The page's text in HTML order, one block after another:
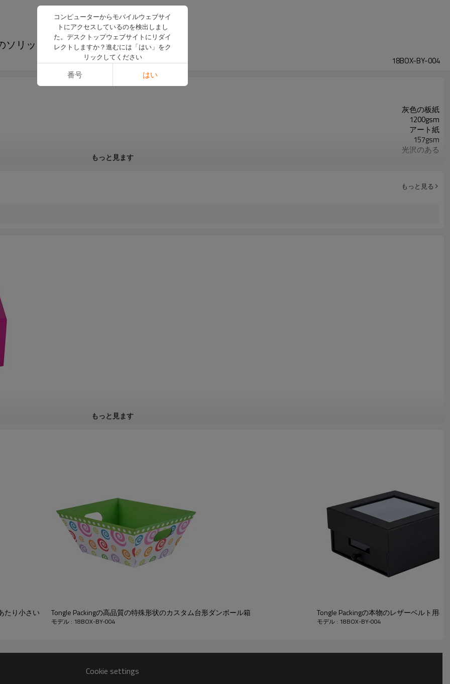
ソリッドカラーギフトボックス
18BOX-BY-004
灰色の板紙
1200gsm
アート紙
157gsm
光沢のある
もっと見ます
もっと見る
もっと見ます
たり小さい
Tongle Packingの高品質の特殊形状のカスタム台形ダンボール箱
モデル : 18BOX-BY-004
Tongle Packingの本物のレザーベルト用
モデル : 18BOX-BY-004
Cookie settings
コンピューターからモバイルウェブサイ
トにアクセスしているのを検出しまし
た。デスクトップウェブサイトにリダイ
レクトしますか？進むには「はい」をク
リックしてください
番号 はい